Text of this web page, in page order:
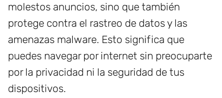
molestos anuncios, sino que también
protege contra el rastreo de datos y las
amenazas malware. Esto significa que
puedes navegar por internet sin preocuparte
por la privacidad ni la seguridad de tus
dispositivos.